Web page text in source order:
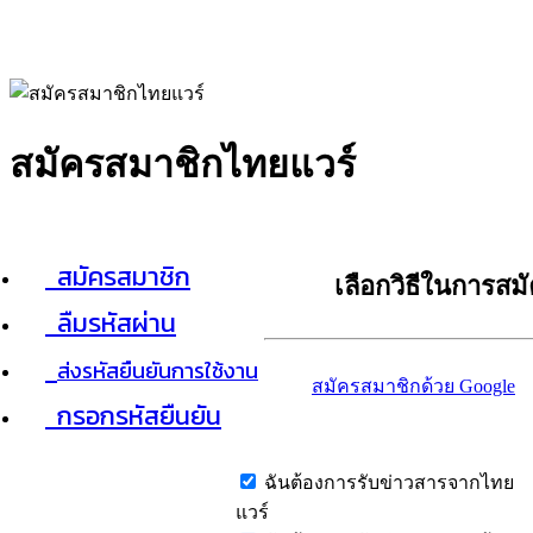
สมัครสมาชิกไทยแวร์
สมัครสมาชิก
ลืมรหัสผ่าน
ส่งรหัสยืนยันการใช้งาน
กรอกรหัสยืนยัน
เลือกวิธีในการส
สมัครสมาชิกด้วย Google
ฉันต้องการรับข่าวสารจากไทย
แวร์